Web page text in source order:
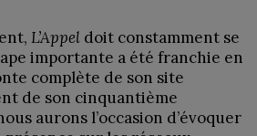
L’Appel doit constamment se
importante a été franchie en
complète de son site
de son cinquantième
aurons l’occasion d’évoquer